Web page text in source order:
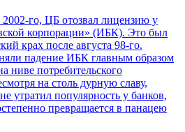
2002-го, ЦБ отозвал лицензию у
корпорации» (ИБК). Это был
крах после августа 98-го.
падение ИБК главным образом
ниве потребительского
на столь дурную славу,
утратил популярность у банков,
превращается в панацею